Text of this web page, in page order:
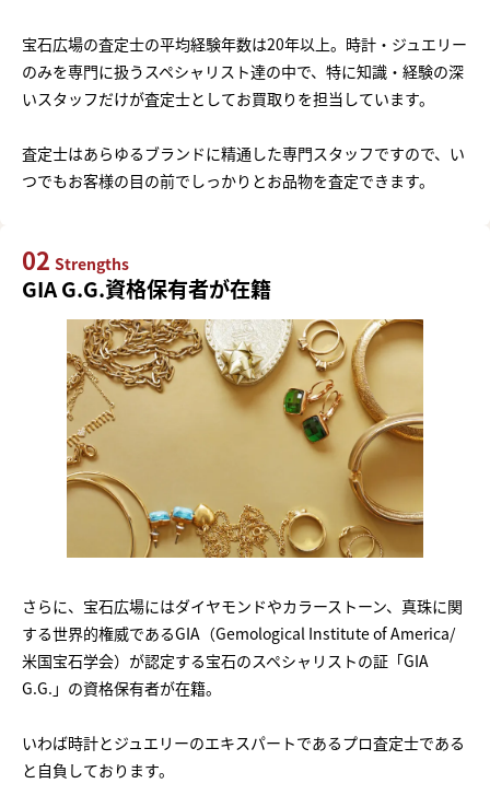
宝石広場の査定士の平均経験年数は20年以上。時計・ジュエリー
のみを専門に扱うスペシャリスト達の中で、特に知識・経験の深
いスタッフだけが査定士としてお買取りを担当しています。
査定士はあらゆるブランドに精通した専門スタッフですので、い
つでもお客様の目の前でしっかりとお品物を査定できます。
02 Strengths
GIA G.G.資格保有者が在籍
さらに、宝石広場にはダイヤモンドやカラーストーン、真珠に関
する世界的権威であるGIA（Gemological Institute of America/
米国宝石学会）が認定する宝石のスペシャリストの証「GIA
G.G.」の資格保有者が在籍。
いわば時計とジュエリーのエキスパートであるプロ査定士である
と自負しております。